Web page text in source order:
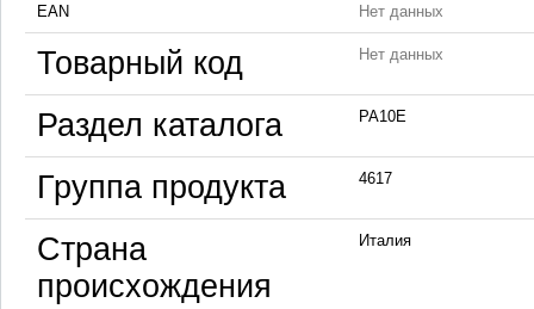
EAN Нет данных
Товарный код Нет данных
Раздел каталога PA10E
Группа продукта 4617
Страна
происхождения
Италия